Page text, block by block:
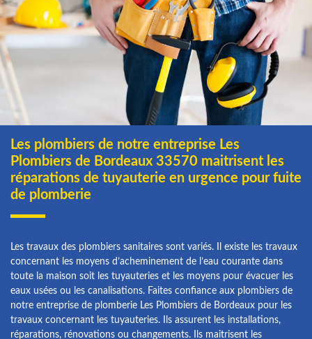
Les plombiers de notre entreprise Les
Plombiers de Bordeaux 33570 maitrisent les
réparations de tuyauterie en urgence pour fuite
de plomberie
Les travaux des plombiers sanitaires sont variés. Il existe les travaux
concernant les moyens d’acheminement de l’eau courante dans
toute la maison soit les tuyauteries et les moyens pour évacuer les
eaux usées ou les canalisations. Faites confiance aux plombiers de
notre entreprise de plomberie Les Plombiers de Bordeaux pour les
travaux concernant les tuyauteries. Ils assurent les installations,
réparations, rénovations ou changements. Ils maitrisent les